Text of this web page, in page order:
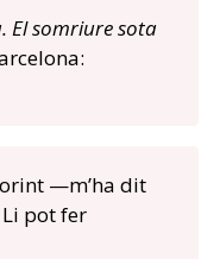
El somriure sota
—m’ha dit
pot fer